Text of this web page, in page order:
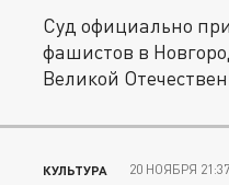
Суд официально
фашистов в
Великой
КУЛЬТУРА 20 НОЯБРЯ 21:37